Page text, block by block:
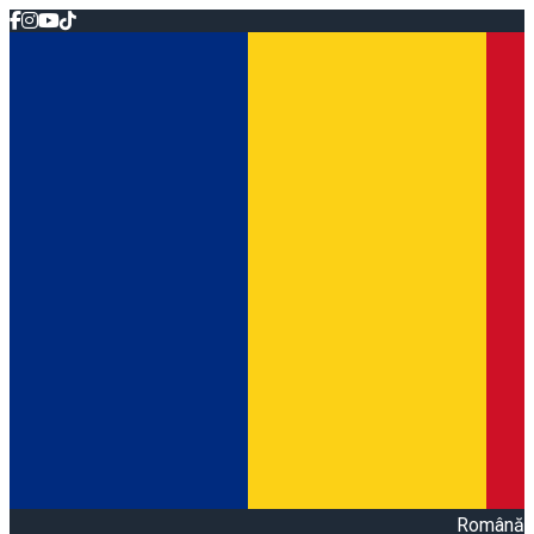
Română